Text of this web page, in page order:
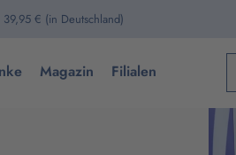
€ (in Deutschland)
Magazin Filialen